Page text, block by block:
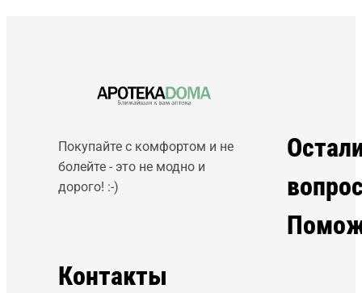
Покупайте с комфортом и не
болейте - это не модно и
дорого! :-)
Контакты